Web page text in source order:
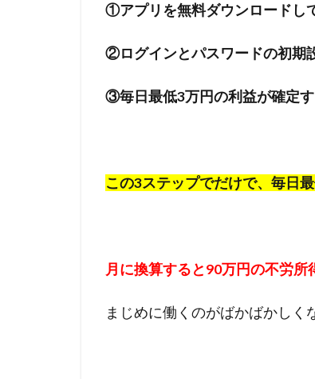
①アプリを無料ダウンロードし
②ログインとパスワードの初期
③毎日最低3万円の利益が確定
この3ステップでだけで、毎日
月に換算すると90万円の不労所
まじめに働くのがばかばかしく